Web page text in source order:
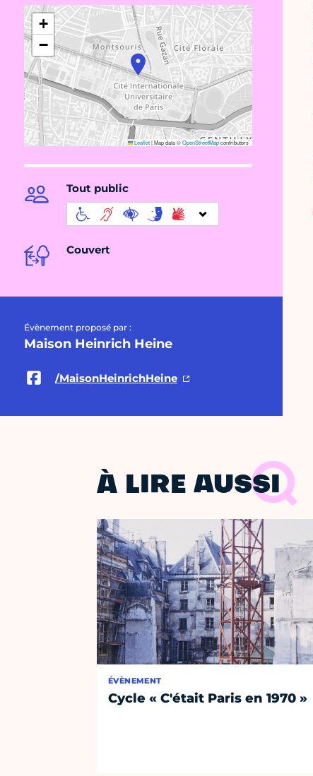
+
−
Leaflet|Map data ©OpenStreetMapcontributors
Tout public
Couvert
Évènement proposé par :
Maison Heinrich Heine
/MaisonHeinrichHeine
À LIRE AUSSI
ÉVÈNEMENT
Cycle « C'était Paris en 1970 »